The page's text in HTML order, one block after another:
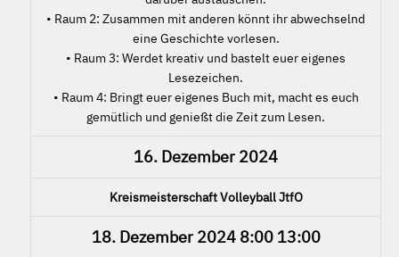
• Raum 2: Zusammen mit anderen könnt ihr abwechselnd
eine Geschichte vorlesen.
• Raum 3: Werdet kreativ und bastelt euer eigenes
Lesezeichen.
• Raum 4: Bringt euer eigenes Buch mit, macht es euch
gemütlich und genießt die Zeit zum Lesen.
16. Dezember 2024
Kreismeisterschaft Volleyball JtfO
18. Dezember 20248:00 13:00